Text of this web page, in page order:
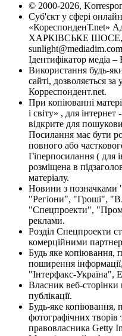
© 2000-2026,
Суб'єкт у сфері
«КореспонденТ.net»
ХАРКІВСЬКЕ ШОСЕ,
Ідентифікатор медіа
Використання будь-
сайті, дозволяється
Корреспондент.net.
При копіюванні
і світу» , для
відкрите для
Посилання має бути
повного або
Гіперпосилання ( для
розміщена в
матеріалу.
Новини з позначками
"Регіони", "Гроші",
"Спецпроекти",
реклами.
Розділ Спецпроекти
комерційними
Будь яке копіювання,
поширення
"Інтерфакс-Україна",
Власник веб-сторінки
публікації.
Будь-яке копіювання,
фотографічних творів
правовласника Getty